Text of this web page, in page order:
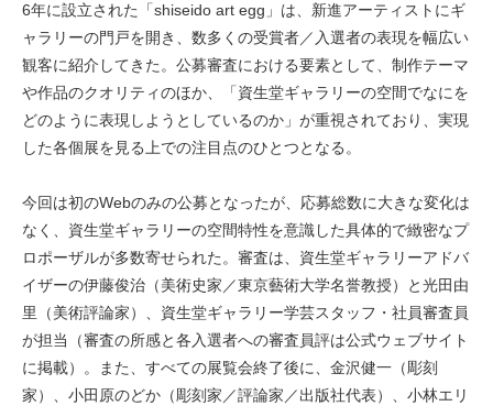
6年に設立された「shiseido art egg」は、新進アーティストにギ
ャラリーの門戸を開き、数多くの受賞者／入選者の表現を幅広い
観客に紹介してきた。公募審査における要素として、制作テーマ
や作品のクオリティのほか、「資生堂ギャラリーの空間でなにを
どのように表現しようとしているのか」が重視されており、実現
した各個展を見る上での注目点のひとつとなる。
今回は初のWebのみの公募となったが、応募総数に大きな変化は
なく、資生堂ギャラリーの空間特性を意識した具体的で緻密なプ
ロポーザルが多数寄せられた。審査は、資生堂ギャラリーアドバ
イザーの伊藤俊治（美術史家／東京藝術大学名誉教授）と光田由
里（美術評論家）、資生堂ギャラリー学芸スタッフ・社員審査員
が担当（審査の所感と各入選者への審査員評は公式ウェブサイト
に掲載）。また、すべての展覧会終了後に、金沢健一（彫刻
家）、小田原のどか（彫刻家／評論家／出版社代表）、小林エリ